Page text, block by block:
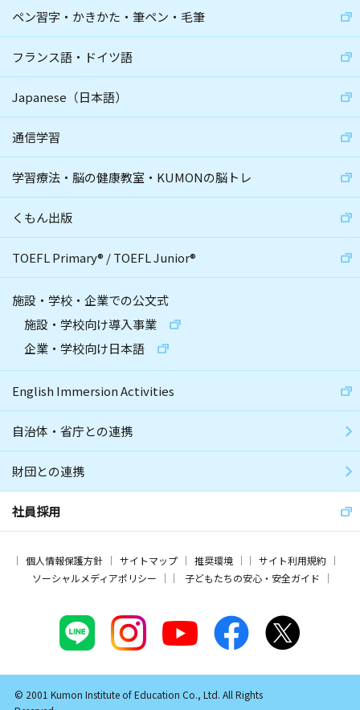
ペン習字・かきかた・筆ペン・毛筆
フランス語・ドイツ語
Japanese（日本語）
通信学習
学習療法・脳の健康教室・KUMONの脳トレ
くもん出版
TOEFL Primary® /TOEFL Junior®
施設・学校・企業での公文式
施設・学校向け導入事業
企業・学校向け日本語
English Immersion Activities
自治体・省庁との連携
財団との連携
社員採用
個人情報保護方針 サイトマップ 推奨環境
サイト利用規約
ソーシャルメディアポリシー
子どもたちの安心・安全ガイド
© 2001 Kumon Institute of Education Co., Ltd. All Rights